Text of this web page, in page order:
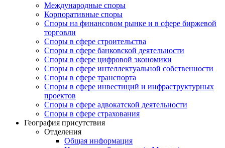
Международные споры
Корпоративные споры
Споры на финансовом рынке и в сфере биржевой
торговли
Споры в сфере строительства
Споры в сфере банковской деятельности
Споры в сфере цифровой экономики
Споры в сфере интеллектуальной собственности
Споры в сфере транспорта
Cпоры в сфере инвестиций и инфраструктурных
проектов
Споры в сфере адвокатской деятельности
Споры в сфере страхования
География присутствия
Отделения
Общая информация